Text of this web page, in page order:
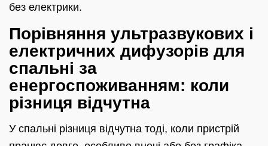
без електрики.
Порівняння ультразвукових і
електричних дифузорів для
спальні за
енергоспоживанням: коли
різниця відчутна
У спальні різниця відчутна тоді, коли пристрій